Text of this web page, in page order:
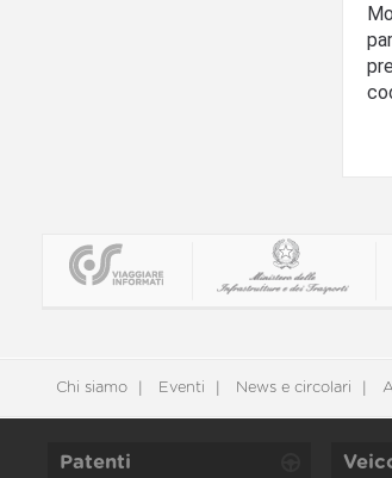
Chi siamo Eventi News e circolari
Patenti